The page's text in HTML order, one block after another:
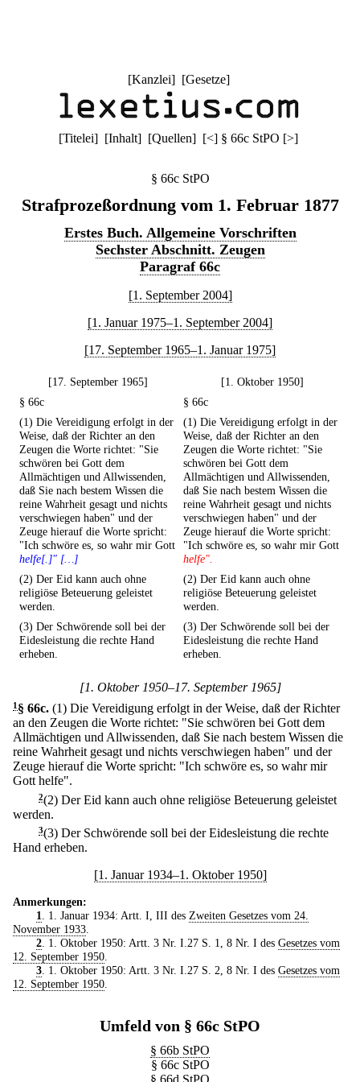
[Kanzlei] [Gesetze]
[Titelei] [Inhalt] [Quellen] [<] § 66c StPO [>]
§ 66c StPO
Strafprozeßordnung vom 1. Februar 1877
Erstes Buch. Allgemeine Vorschriften
Sechster Abschnitt. Zeugen
Paragraf 66c
[1. September 2004]
[1. Januar 1975–1. September 2004]
[17. September 1965–1. Januar 1975]
[17. September 1965]
[1. Oktober 1950]
§ 66c
§ 66c
(1) Die Vereidigung erfolgt in der
Weise, daß der Richter an den
Zeugen die Worte richtet: "Sie
schwören bei Gott dem
Allmächtigen und Allwissenden,
daß Sie nach bestem Wissen die
reine Wahrheit gesagt und nichts
verschwiegen haben" und der
Zeuge hierauf die Worte spricht:
"Ich schwöre es, so wahr mir Gott
helfe[.]" […]
(1) Die Vereidigung erfolgt in der
Weise, daß der Richter an den
Zeugen die Worte richtet: "Sie
schwören bei Gott dem
Allmächtigen und Allwissenden,
daß Sie nach bestem Wissen die
reine Wahrheit gesagt und nichts
verschwiegen haben" und der
Zeuge hierauf die Worte spricht:
"Ich schwöre es, so wahr mir Gott
helfe".
(2) Der Eid kann auch ohne
religiöse Beteuerung geleistet
werden.
(2) Der Eid kann auch ohne
religiöse Beteuerung geleistet
werden.
(3) Der Schwörende soll bei der
Eidesleistung die rechte Hand
erheben.
(3) Der Schwörende soll bei der
Eidesleistung die rechte Hand
erheben.
[1. Oktober 1950–17. September 1965]
1§ 66c. (1) Die Vereidigung erfolgt in der Weise, daß der Richter
an den Zeugen die Worte richtet: "Sie schwören bei Gott dem
Allmächtigen und Allwissenden, daß Sie nach bestem Wissen die
reine Wahrheit gesagt und nichts verschwiegen haben" und der
Zeuge hierauf die Worte spricht: "Ich schwöre es, so wahr mir
Gott helfe".
2(2) Der Eid kann auch ohne religiöse Beteuerung geleistet
werden.
3(3) Der Schwörende soll bei der Eidesleistung die rechte
Hand erheben.
[1. Januar 1934–1. Oktober 1950]
Anmerkungen:
1
. 1. Januar 1934: Artt. I, III des Zweiten Gesetzes vom 24.
November 1933
2. 1. Oktober 1950: Artt. 3 Nr. I.27 S. 1, 8 Nr. I des Gesetzes vom
12. September 1950
3. 1. Oktober 1950: Artt. 3 Nr. I.27 S. 2, 8 Nr. I des Gesetzes vom
12. September 1950
Umfeld von § 66c StPO
§ 66b StPO
§ 66c StPO
§ 66d StPO